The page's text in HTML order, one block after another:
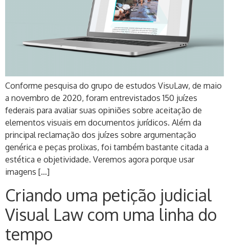
Conforme pesquisa do grupo de estudos VisuLaw, de maio
a novembro de 2020, foram entrevistados 150 juízes
federais para avaliar suas opiniões sobre aceitação de
elementos visuais em documentos jurídicos. Além da
principal reclamação dos juízes sobre argumentação
genérica e peças prolixas, foi também bastante citada a
estética e objetividade. Veremos agora porque usar
imagens […]
Criando uma petição judicial
Visual Law com uma linha do
tempo